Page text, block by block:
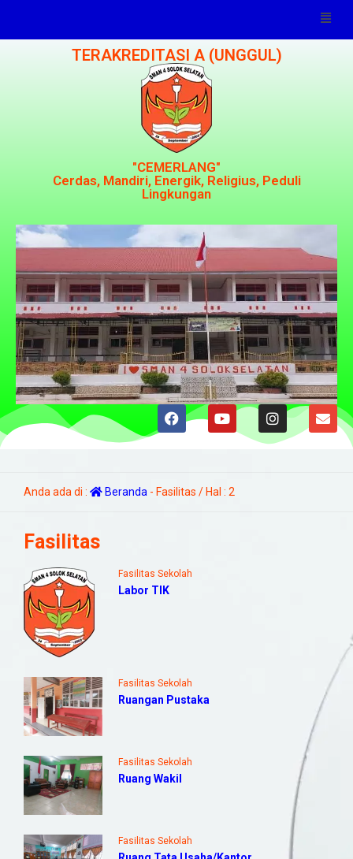
TERAKREDITASI A (UNGGUL)
"CEMERLANG"
Cerdas, Mandiri, Energik, Religius, Peduli
Lingkungan
Anda ada di : Beranda - Fasilitas / Hal : 2
Fasilitas
Fasilitas Sekolah
Labor TIK
Fasilitas Sekolah
Ruangan Pustaka
Fasilitas Sekolah
Ruang Wakil
Fasilitas Sekolah